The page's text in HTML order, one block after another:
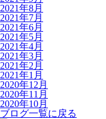
2021年8月
2021年7月
2021年6月
2021年5月
2021年4月
2021年3月
2021年2月
2021年1月
2020年12月
2020年11月
2020年10月
ブログ一覧に戻る